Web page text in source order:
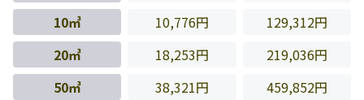
10㎥
10,776円
129,312円
20㎥
18,253円
219,036円
50㎥
38,321円 459,852円